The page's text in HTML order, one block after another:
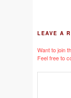
LEAVE A
Want to join
Feel free to